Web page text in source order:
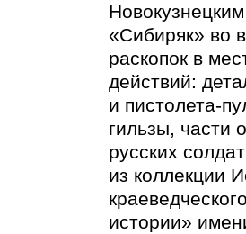
«Сибиряк» во
раскопок в
действий:
и пистолета-
гильзы, части
русских
из коллекции
истории»